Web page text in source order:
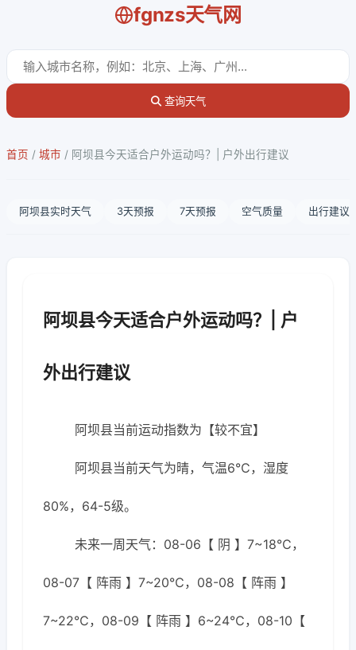
fgnzs天气网
查询天气
首页 / 城市 / 阿坝县今天适合户外运动吗？| 户外出行建议
阿坝县实时天气 3天预报 7天预报 空气质量 出行建议
阿坝县今天适合户外运动吗？| 户
外出行建议
阿坝县当前运动指数为【较不宜】
阿坝县当前天气为晴，气温6℃，湿度
80%，64-5级。
未来一周天气：08-06【 阴 】7~18℃，
08-07【 阵雨 】7~20℃，08-08【 阵雨 】
7~22℃，08-09【 阵雨 】6~24℃，08-10【